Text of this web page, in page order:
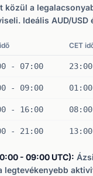
közül a
Ideális AUD/USD
CET
- 07:00
- 09:00
- 16:00
- 21:00
- 09:00 UTC):
a legtevékenyebb